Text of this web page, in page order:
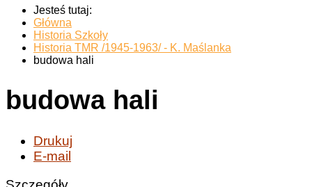
Jesteś tutaj:
Główna
Historia Szkoły
Historia TMR /1945-1963/ - K. Maślanka
budowa hali
budowa hali
Drukuj
E-mail